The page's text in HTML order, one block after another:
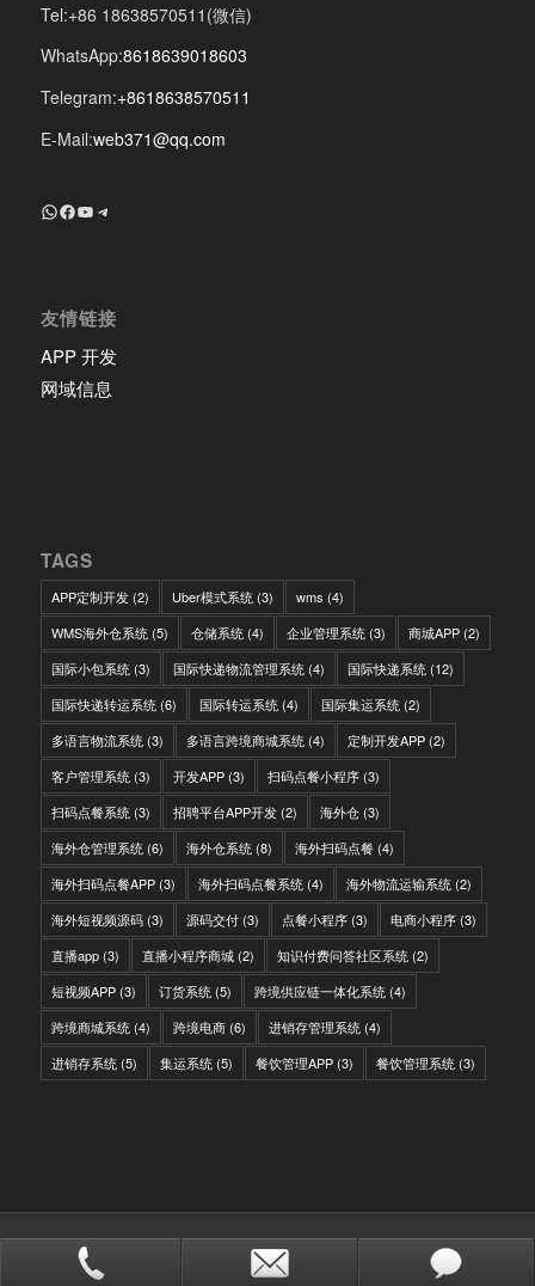
Tel:+86 18638570511(微信)
WhatsApp:8618639018603
Telegram:+8618638570511
E-Mail:web371@qq.com
+8618639018603
Facebook
YouTube
Telegram
友情链接
APP 开发
网域信息
TAGS
APP定制开发(2) Uber模式系统(3) wms (4)
WMS海外仓系统(5) 仓储系统(4) 企业管理系统(3) 商城APP(2)
国际小包系统(3) 国际快递物流管理系统(4) 国际快递系统(12)
国际快递转运系统(6) 国际转运系统(4) 国际集运系统(2)
多语言物流系统(3) 多语言跨境商城系统(4) 定制开发APP(2)
客户管理系统(3) 开发APP(3) 扫码点餐小程序(3)
扫码点餐系统(3) 招聘平台APP开发(2) 海外仓(3)
海外仓管理系统(6) 海外仓系统(8) 海外扫码点餐(4)
海外扫码点餐APP(3) 海外扫码点餐系统(4) 海外物流运输系统(2)
海外短视频源码(3) 源码交付(3) 点餐小程序(3) 电商小程序(3)
直播app(3) 直播小程序商城(2) 知识付费问答社区系统(2)
短视频APP(3) 订货系统(5) 跨境供应链一体化系统(4)
跨境商城系统(4) 跨境电商(6) 进销存管理系统(4)
进销存系统(5) 集运系统(5) 餐饮管理APP(3) 餐饮管理系统(3)
© Copyright - IITC网域信息-软件开发，国际快递转运系统，WMS海外仓系
统，会员系统，分销系统